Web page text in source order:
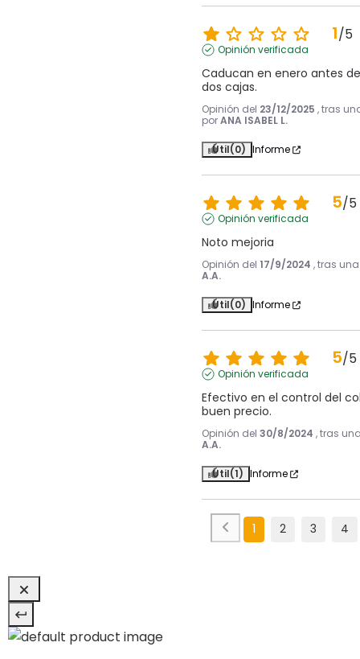
1/5
Opinión verificada
Caducan en enero antes
dos cajas.
Opinión del 23/12/2025 , tras
porANA ISABEL L.
Útil(0) Informe
5/5
Opinión verificada
Noto mejoria
Opinión del 17/9/2024 , tras
A.A.
Útil(0) Informe
5/5
Opinión verificada
Efectivo en el control del
buen precio.
Opinión del 30/8/2024 , tras
A.A.
Útil(1) Informe
1 2 3 4